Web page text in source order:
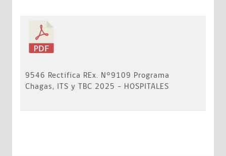
9546 Rectifica REx. N°9109 Programa
Chagas, ITS y TBC 2025 - HOSPITALES